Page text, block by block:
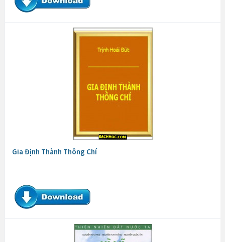
Gia Định Thành Thông Chí